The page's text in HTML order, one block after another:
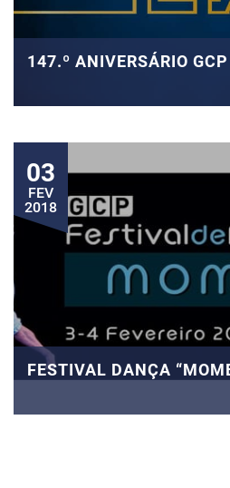
147.º ANIVERSÁRIO GCP
03
FEV
2018
FESTIVAL DANÇA